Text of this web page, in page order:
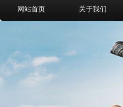
网站首页 关于我们